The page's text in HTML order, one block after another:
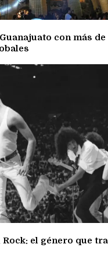
con más
el género que